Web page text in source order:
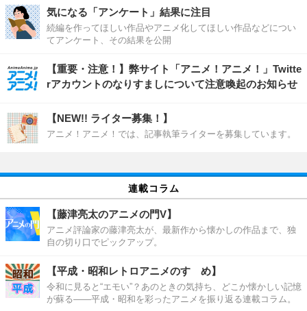
気になる「アンケート」結果に注目
続編を作ってほしい作品やアニメ化してほしい作品などについ
てアンケート、その結果を公開
【重要・注意！】弊サイト「アニメ！アニメ！」Twitte
rアカウントのなりすましについて注意喚起のお知らせ
【NEW!! ライター募集！】
アニメ！アニメ！では、記事執筆ライターを募集しています。
連載コラム
【藤津亮太のアニメの門V】
アニメ評論家の藤津亮太が、最新作から懐かしの作品まで、独
自の切り口でピックアップ。
【平成・昭和レトロアニメのすゝめ】
令和に見ると“エモい”？あのときの気持ち、どこか懐かしい記憶
が蘇る――平成・昭和を彩ったアニメを振り返る連載コラム。